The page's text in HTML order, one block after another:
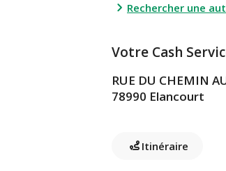
Rechercher une
Votre Cash
RUE DU CHEMIN
78990 Elancourt
Itinéraire